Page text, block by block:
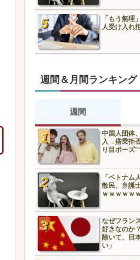
「もう無理
人受け入れ
週間＆月間ランキング
週間
中国人団体
入→搭乗拒
り目ポーズ"
「ベトナム
散民、弁護
ｗｗｗｗｗ
なぜフラン
好きなのか
除いて、日
い」